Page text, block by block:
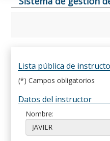
Lista pública de
(*) Campos obligatorios
Datos del instructor
Nombre: